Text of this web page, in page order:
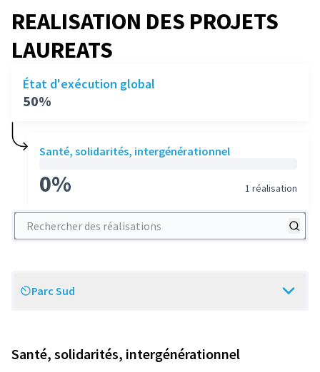
REALISATION DES PROJETS
LAUREATS
État d'exécution global
50%
Santé, solidarités, intergénérationnel
0% 1 réalisation
Rechercher des réalisations
Scope
Parc Sud
Santé, solidarités, intergénérationnel